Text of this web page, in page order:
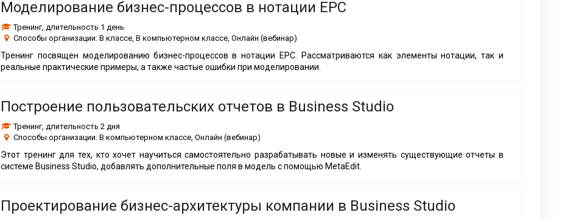
Моделирование бизнес-процессов в нотации EPC
Тренинг, длительность 1 день
Способы организации: В классе, В компьютерном классе, Онлайн (вебинар)
Тренинг посвящен моделированию бизнес-процессов в нотации EPC. Рассматриваются как элементы нотации, так и
реальные практические примеры, а также частые ошибки при моделировании.
Построение пользовательских отчетов в Business Studio
Тренинг, длительность 2 дня
Способы организации: В компьютерном классе, Онлайн (вебинар)
Этот тренинг для тех, кто хочет научиться самостоятельно разрабатывать новые и изменять существующие отчеты в
системе Business Studio, добавлять дополнительные поля в модель с помощью MetaEdit.
Проектирование бизнес-архитектуры компании в Business Studio